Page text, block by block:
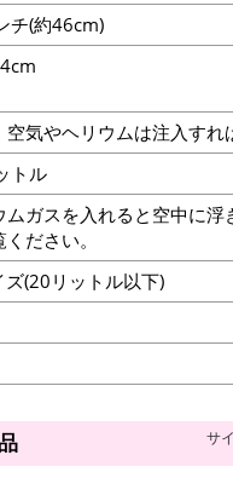
チ(約46cm)
空気やヘリウムは注入すれ
トル
ムガスを入れると空中に
ださい。
ズ(20リットル以下)
サ